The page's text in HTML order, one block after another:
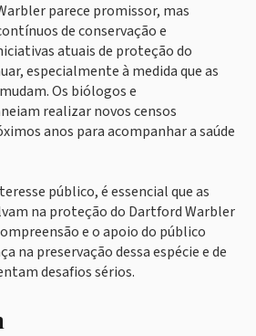
parece promissor, mas
de conservação e
atuais de proteção do
especialmente à medida que as
Os biólogos e
realizar novos censos
anos para acompanhar a saúde
público, é essencial que as
na proteção do Dartford Warbler
e o apoio do público
na preservação dessa espécie e de
desafios sérios.